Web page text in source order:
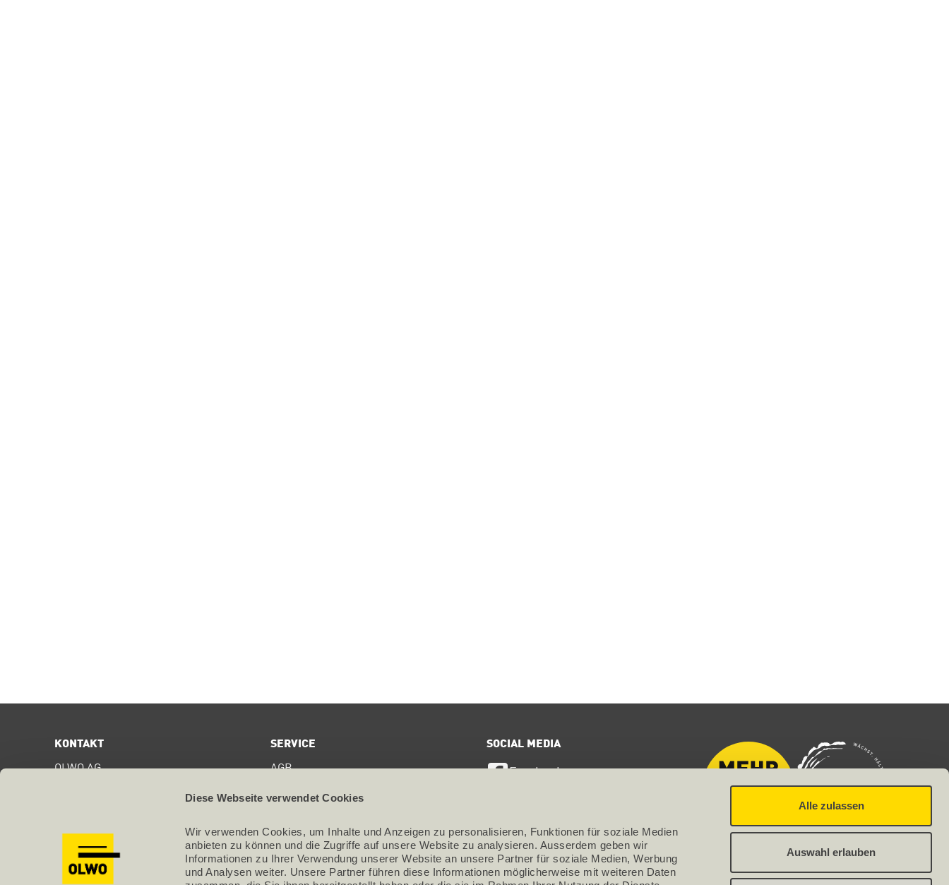
Diese Webseite verwendet Cookies
Wir verwenden Cookies, um Inhalte und Anzeigen zu personalisieren, Funktionen für soziale Medien
anbieten zu können und die Zugriffe auf unsere Website zu analysieren. Ausserdem geben wir
Informationen zu Ihrer Verwendung unserer Website an unsere Partner für soziale Medien, Werbung
und Analysen weiter. Unsere Partner führen diese Informationen möglicherweise mit weiteren Daten
Alle zulassen
Auswahl erlauben
KONTAKT
OLWO AG
SERVICE
AGB
Digital Service
Datenschutz
Impressum
SOCIAL MEDIA
Facebook
Instagram